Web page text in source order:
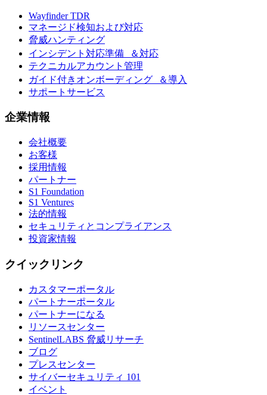
Wayfinder TDR
マネージド検知および対応
脅威ハンティング
インシデント対応準備 ＆対応
テクニカルアカウント管理
ガイド付きオンボーディング ＆導入
サポートサービス
企業情報
会社概要
お客様
採用情報
パートナー
S1 Foundation
S1 Ventures
法的情報
セキュリティとコンプライアンス
投資家情報
クイックリンク
カスタマーポータル
パートナーポータル
パートナーになる
リソースセンター
SentinelLABS 脅威リサーチ
ブログ
プレスセンター
サイバーセキュリティ 101
イベント